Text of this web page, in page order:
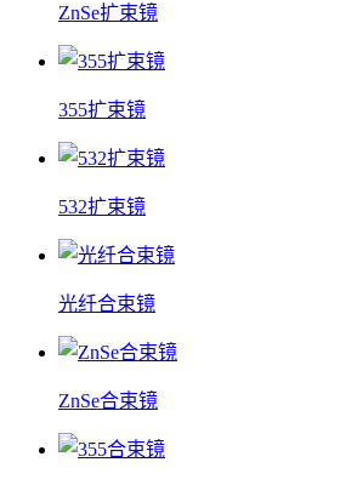
ZnSe扩束镜
355扩束镜
532扩束镜
光纤合束镜
ZnSe合束镜